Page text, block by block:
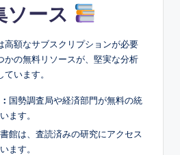
ソース
高額なサブスクリプションが必要
かの無料リソースが、堅実な分析
います。
国勢調査局や経済部門が無料の統
ます。
館は、査読済みの研究にアクセス
ます。